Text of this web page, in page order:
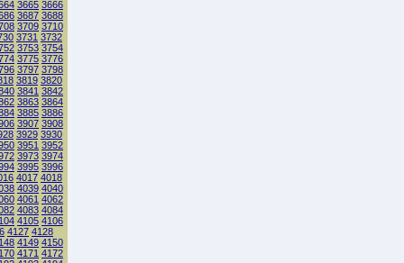
3665 3666
3687 3688
3709 3710
3731 3732
3753 3754
3775 3776
3797 3798
3819 3820
3841 3842
3863 3864
3885 3886
3907 3908
3929 3930
3951 3952
3973 3974
3995 3996
4017 4018
4039 4040
4061 4062
4083 4084
4105 4106
4127 4128
4149 4150
4171 4172